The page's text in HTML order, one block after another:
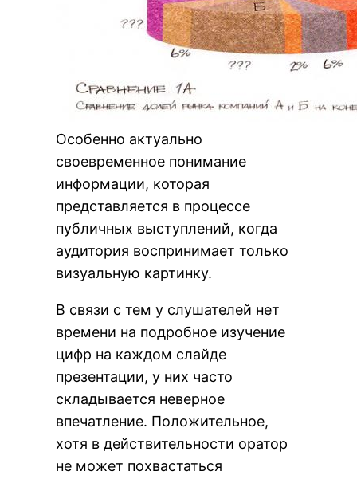
Особенно актуально
своевременное понимание
информации, которая
представляется в процессе
публичных выступлений, когда
аудитория воспринимает только
визуальную картинку.
В связи с тем у слушателей нет
времени на подробное изучение
цифр на каждом слайде
презентации, у них часто
складывается неверное
впечатление. Положительное,
хотя в действительности оратор
не может похвастаться